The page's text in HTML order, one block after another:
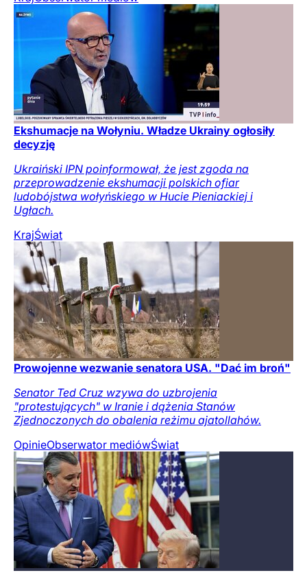
Ekshumacje na Wołyniu. Władze Ukrainy ogłosiły
decyzję
Ukraiński IPN poinformował, że jest zgoda na
przeprowadzenie ekshumacji polskich ofiar
ludobójstwa wołyńskiego w Hucie Pieniackiej i
Ugłach.
KrajŚwiat
Prowojenne wezwanie senatora USA. "Dać im broń"
Senator Ted Cruz wzywa do uzbrojenia
"protestujących" w Iranie i dążenia Stanów
Zjednoczonych do obalenia reżimu ajatollahów.
OpinieObserwator mediówŚwiat